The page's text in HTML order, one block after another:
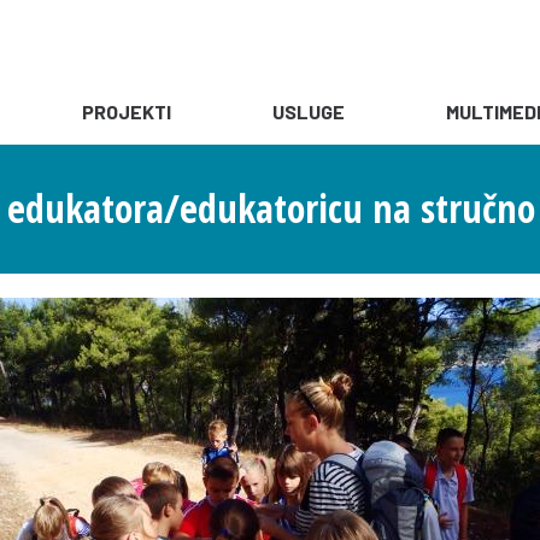
PROJEKTI USLUGE
edukatoricu na